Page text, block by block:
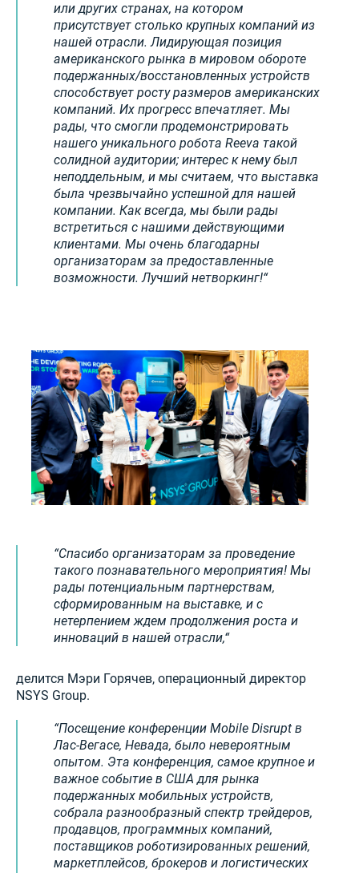
или других странах, на котором
присутствует столько крупных компаний из
нашей отрасли. Лидирующая позиция
американского рынка в мировом обороте
подержанных/восстановленных устройств
способствует росту размеров американских
компаний. Их прогресс впечатляет. Мы
рады, что смогли продемонстрировать
нашего уникального робота Reeva такой
солидной аудитории; интерес к нему был
неподдельным, и мы считаем, что выставка
была чрезвычайно успешной для нашей
компании. Как всегда, мы были рады
встретиться с нашими действующими
клиентами. Мы очень благодарны
организаторам за предоставленные
возможности. Лучший нетворкинг!
Спасибо организаторам за проведение
такого познавательного мероприятия! Мы
рады потенциальным партнерствам,
сформированным на выставке, и с
нетерпением ждем продолжения роста и
инноваций в нашей отрасли,
делится Мэри Горячев, операционный директор
NSYS Group.
Посещение конференции Mobile Disrupt в
Лас-Вегасе, Невада, было невероятным
опытом. Эта конференция, самое крупное и
важное событие в США для рынка
подержанных мобильных устройств,
собрала разнообразный спектр трейдеров,
продавцов, программных компаний,
поставщиков роботизированных решений,
маркетплейсов, брокеров и логистических